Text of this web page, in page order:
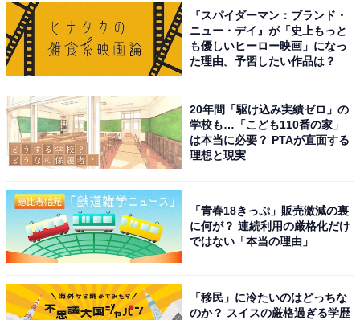
その後、待つことさらに30分。オープン10時の5分前
に、斉藤被告が表に出てきて、開店を知らせました。列
が動き始めます。目の前に並んでいるお客さんは、斉藤
被告のファンなのか、次から次へと斉藤被告との写真撮
影に臨みます。斉藤被告も笑顔を見せ、応えています。
『スパイダーマン：ブランド・
ニュー・デイ』が「史上もっと
も優しいヒーロー映画」になっ
た理由。予習したい作品は？
20年間「駆け込み実績ゼロ」の
学校も…「こども110番の家」
は本当に必要？ PTAが直面する
理想と現実
「青春18きっぷ」販売激減の裏
に何が？ 連続利用の厳格化だけ
ではない「本当の理由」
「移民」に冷たいのはどっちな
のか？ スイスの厳格過ぎる学歴